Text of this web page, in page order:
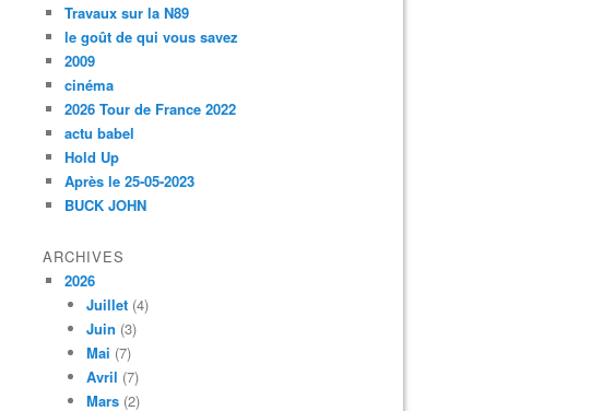
Travaux sur la N89
le goût de qui vous savez
2009
cinéma
2026 Tour de France 2022
actu babel
Hold Up
Après le 25-05-2023
BUCK JOHN
ARCHIVES
2026
Juillet (4)
Juin (3)
Mai (7)
Avril (7)
Mars (2)